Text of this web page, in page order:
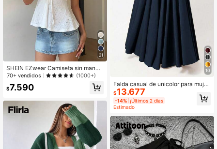
21
SHEIN EZwear Camiseta sin manga
s casual de mujer con cordón delan
70+ vendidos (1000+)
$7.590
10
Falda casual de unicolor para mujer,
verano y primavera
$13.677
-14% ¡Últimos 2 días
Estimado